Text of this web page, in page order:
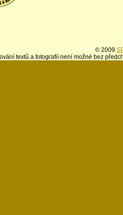
© 2009
textů a fotografií není možné bez